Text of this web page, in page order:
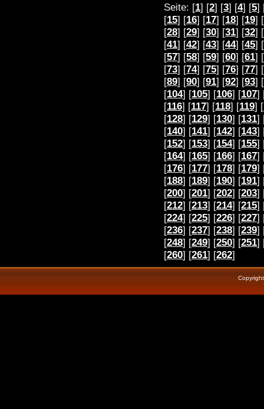
Seite: [1] [2] [3] [4] [5]
[15] [16] [17] [18] [19] [
[28] [29] [30] [31] [32] [
[41] [42] [43] [44] [45] [
[57] [58] [59] [60] [61] [
[73] [74] [75] [76] [77] [
[89] [90] [91] [92] [93] [
[104] [105] [106] [107]
[116] [117] [118] [119] [
[128] [129] [130] [131]
[140] [141] [142] [143]
[152] [153] [154] [155]
[164] [165] [166] [167]
[176] [177] [178] [179]
[188] [189] [190] [191]
[200] [201] [202] [203]
[212] [213] [214] [215]
[224] [225] [226] [227]
[236] [237] [238] [239]
[248] [249] [250] [251]
[260] [261] [262]